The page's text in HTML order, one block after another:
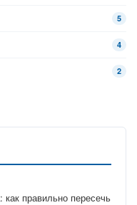
5
4
2
как правильно пересечь